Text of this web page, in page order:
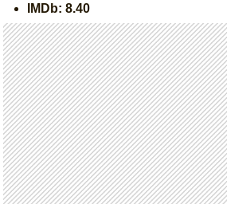
IMDb: 8.40